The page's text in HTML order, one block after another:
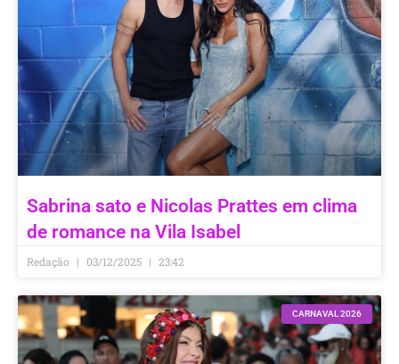
Sabrina sato e Nicolas Prattes em clima
de romance na Vila Isabel
Redação 03/12/2025 23:42
CARNAVAL 2026